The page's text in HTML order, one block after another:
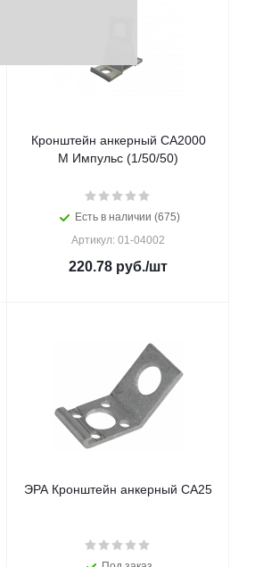
Кронштейн анкерный СА2000
М Импульс (1/50/50)
Есть в наличии (675)
Артикул: 01-04002
220.78 руб./шт
ЭРА Кронштейн анкерный CA25